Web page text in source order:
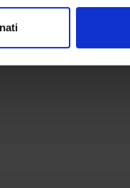
sui cookie.
con altre